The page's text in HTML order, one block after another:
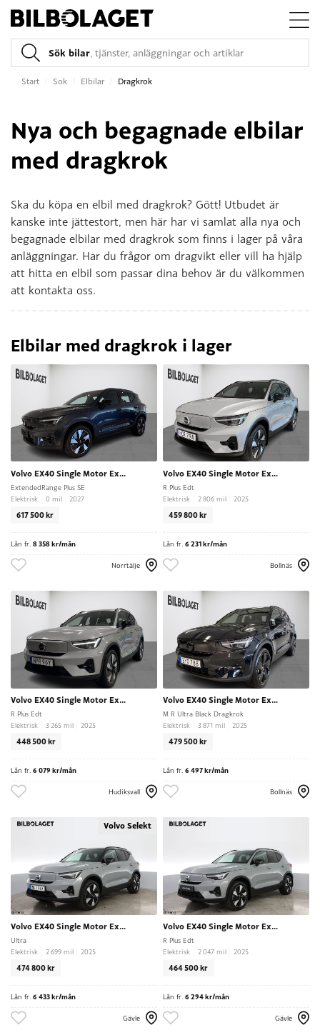
Sök bilar, tjänster, anläggningar och artiklar
Start Sok Elbilar Dragkrok
Nya och begagnade elbilar
med dragkrok
Ska du köpa en elbil med dragkrok? Gött! Utbudet är
kanske inte jättestort, men här har vi samlat alla nya och
begagnade elbilar med dragkrok som finns i lager på våra
anläggningar. Har du frågor om dragvikt eller vill ha hjälp
att hitta en elbil som passar dina behov är du välkommen
att kontakta oss.
Elbilar med dragkrok i lager
Volvo EX40 Single Motor Extended Range
ExtendedRange Plus SE
Elektrisk
0 mil 2027
617 500 kr
Lån fr. 8 358 kr/mån
Norrtälje
Volvo EX40 Single Motor Extended Range
R Plus Edt
Elektrisk
2 806 mil 2025
459 800 kr
Lån fr. 6 231 kr/mån
Bollnäs
Volvo EX40 Single Motor Extended Range
R Plus Edt
Elektrisk
3 265 mil 2025
448 500 kr
Lån fr. 6 079 kr/mån
Hudiksvall
Volvo EX40 Single Motor Extended Range
M R Ultra Black Dragkrok
Elektrisk
3 871 mil 2025
479 500 kr
Lån fr. 6 497 kr/mån
Bollnäs
Volvo Selekt
Volvo EX40 Single Motor Extended Range
Ultra
Elektrisk
2 699 mil 2025
474 800 kr
Lån fr. 6 433 kr/mån
Gävle
Volvo EX40 Single Motor Extended Range
R Plus Edt
Elektrisk
2 047 mil 2025
464 500 kr
Lån fr. 6 294 kr/mån
Gävle